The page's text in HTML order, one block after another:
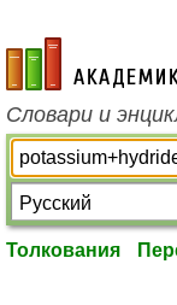
academic.ru
Словари и
Толкования